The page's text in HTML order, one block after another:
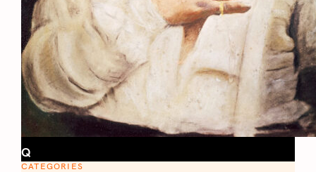
Q
CATEGORIES